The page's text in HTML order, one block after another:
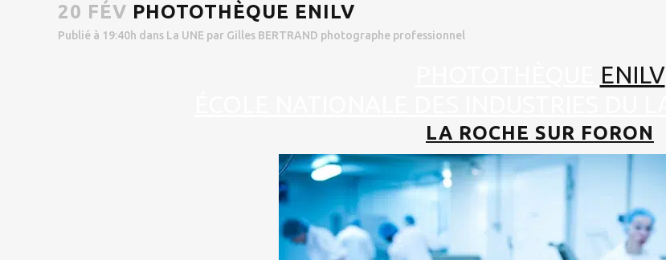
20 FÉV PHOTOTHÈQUE ENILV
Publié à 19:40h dans La UNE par Gilles BERTRAND photographe professionnel
ENILV
LA ROCHE SUR FORON